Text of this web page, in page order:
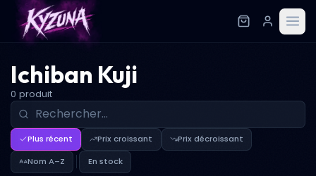
Ichiban Kuji
0 produit
Plus récent Prix croissant
Prix décroissant
Nom A–Z
En stock